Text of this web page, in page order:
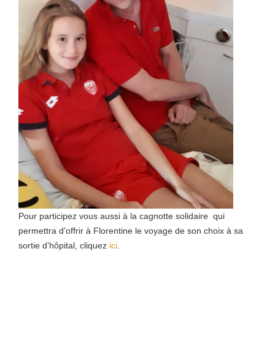
Pour participez vous aussi à la cagnotte solidaire qui
permettra d’offrir à Florentine le voyage de son choix à sa
sortie d’hôpital, cliquez ici.